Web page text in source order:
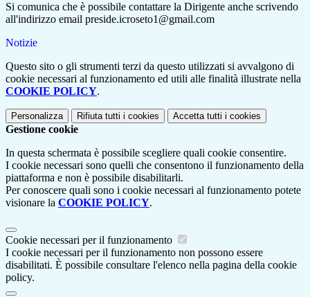
Si comunica che è possibile contattare la Dirigente anche scrivendo
all'indirizzo email preside.icroseto1@gmail.com
Notizie
Questo sito o gli strumenti terzi da questo utilizzati si avvalgono di
cookie necessari al funzionamento ed utili alle finalità illustrate nella
COOKIE POLICY.
Personalizza Rifiuta tutti i cookies Accetta tutti i cookies
Gestione cookie
In questa schermata è possibile scegliere quali cookie consentire.
I cookie necessari sono quelli che consentono il funzionamento della
piattaforma e non è possibile disabilitarli.
Per conoscere quali sono i cookie necessari al funzionamento potete
visionare la COOKIE POLICY.
Cookie necessari per il funzionamento
I cookie necessari per il funzionamento non possono essere
disabilitati. È possibile consultare l'elenco nella pagina della cookie
policy.